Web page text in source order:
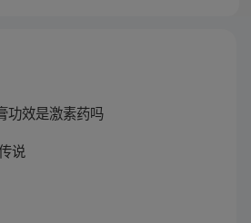
功效是激素药吗
说